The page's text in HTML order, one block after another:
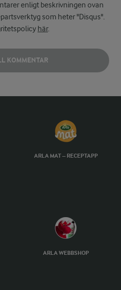
enligt beskrivningen ovan
som heter "Disqus".
här.
KOMMENTAR
ARLA MAT – RECEPTAPP
ARLA WEBBSHOP